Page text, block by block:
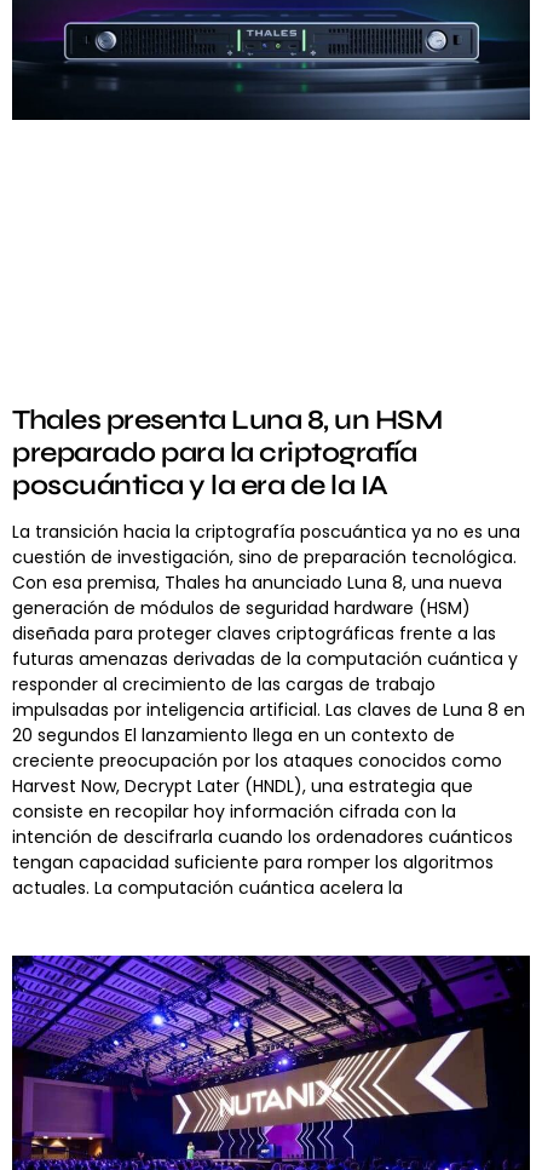
Thales presenta Luna 8, un HSM
preparado para la criptografía
poscuántica y la era de la IA
La transición hacia la criptografía poscuántica ya no es una
cuestión de investigación, sino de preparación tecnológica.
Con esa premisa, Thales ha anunciado Luna 8, una nueva
generación de módulos de seguridad hardware (HSM)
diseñada para proteger claves criptográficas frente a las
futuras amenazas derivadas de la computación cuántica y
responder al crecimiento de las cargas de trabajo
impulsadas por inteligencia artificial. Las claves de Luna 8 en
20 segundos El lanzamiento llega en un contexto de
creciente preocupación por los ataques conocidos como
Harvest Now, Decrypt Later (HNDL), una estrategia que
consiste en recopilar hoy información cifrada con la
intención de descifrarla cuando los ordenadores cuánticos
tengan capacidad suficiente para romper los algoritmos
actuales. La computación cuántica acelera la